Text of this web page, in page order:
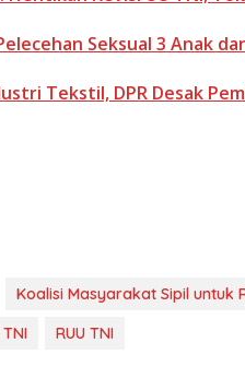
Seksual 3 Anak
Tekstil, DPR Desak
Koalisi Masyarakat Sipil untuk
RUU TNI